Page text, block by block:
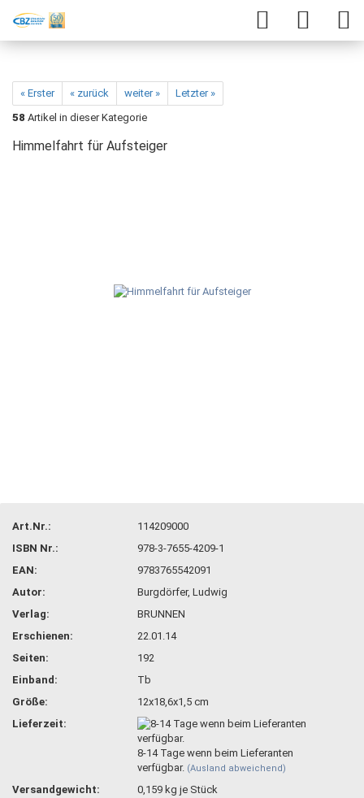
« Erster « zurück weiter »
Letzter »
58 Artikel in dieser Kategorie
Himmelfahrt für Aufsteiger
Art.Nr.:
114209000
ISBN Nr.:
978-3-7655-4209-1
EAN:
9783765542091
Autor:
Burgdörfer, Ludwig
Verlag:
BRUNNEN
Erschienen:
22.01.14
Seiten:
192
Einband:
Tb
Größe:
12x18,6x1,5 cm
Lieferzeit:
8-14 Tage wenn beim Lieferanten
verfügbar. (Ausland abweichend)
Versandgewicht: 0,159 kg je Stück